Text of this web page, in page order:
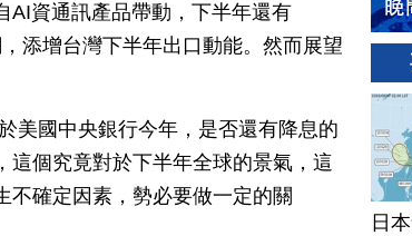
AI資通訊產品帶動，下半年還有
添增台灣下半年出口動能。然而展望
美國中央銀行今年，是否還有降息的
這個究竟對於下半年全球的景氣，這
不確定因素，勢必要做一定的關
日